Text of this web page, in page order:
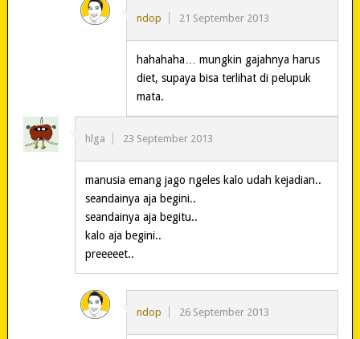
ndop 21 September 2013
hahahaha… mungkin gajahnya harus
diet, supaya bisa terlihat di pelupuk
mata.
hlga 23 September 2013
manusia emang jago ngeles kalo udah kejadian..
seandainya aja begini..
seandainya aja begitu..
kalo aja begini..
preeeeet..
ndop 26 September 2013